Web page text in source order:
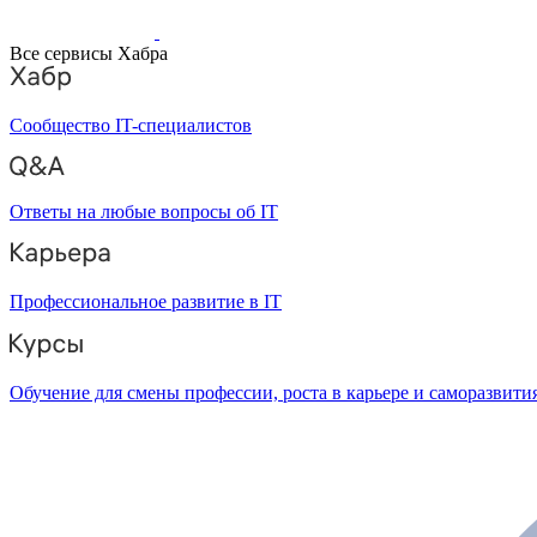
Все сервисы Хабра
Сообщество IT-специалистов
Ответы на любые вопросы об IT
Профессиональное развитие в IT
Обучение для смены профессии, роста в карьере и